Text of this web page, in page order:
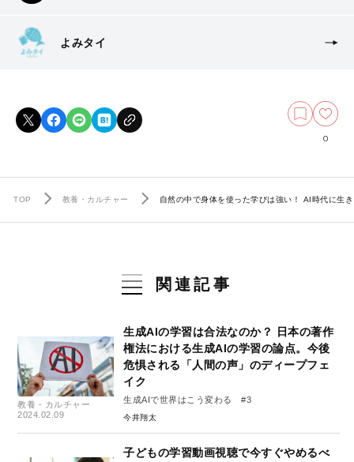
よみタイ
0
TOP 教養・カルチャー 自然の中で身体を使った学びは強い！ AI時代に生
関連記事
教養・カルチャー
2024.02.09
生成AIの学習は合法なのか？ 日本の著作
権法における生成AIの学習の論点。今後
危惧される「人間の声」のディープフェ
イク
生成AIで世界はこう変わる #3
今井翔太
子どもの学習動画視聴で今すぐやめるべ